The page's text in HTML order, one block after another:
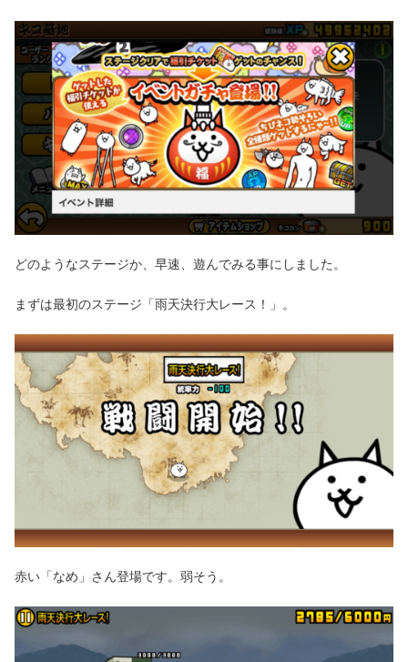
どのようなステージか、早速、遊んでみる事にしました。
まずは最初のステージ「雨天決行大レース！」。
赤い「なめ」さん登場です。弱そう。